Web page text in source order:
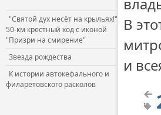
"Святой дух несёт на крыльях!"
50-км крестный ход с иконой
"Призри на смирение"
Звезда рождества
К истории автокефального и
филаретовского расколов
В
и